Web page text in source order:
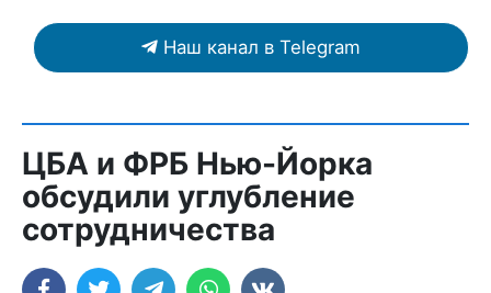
Наш канал в Telegram
ЦБА и ФРБ Нью-Йорка
обсудили углубление
сотрудничества